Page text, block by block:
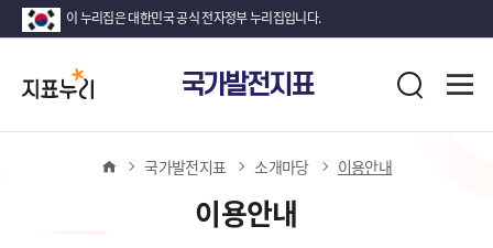
이 누리집은 대한민국 공식 전자정부 누리집입니다.
지
표
누
국가발전지표
검
홈 국가발전지표 소개마당 이용안내
이용안내